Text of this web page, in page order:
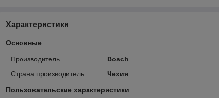
Характеристики
Основные
Производитель
Bosch
Страна производитель
Чехия
Пользовательские характеристики